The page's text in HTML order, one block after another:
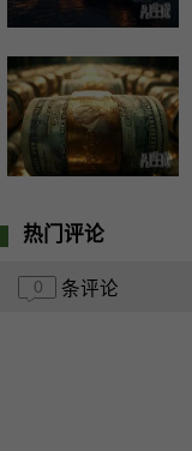
热门评论
0 条评论